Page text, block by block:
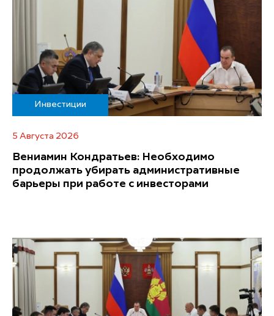
Инвестиции
5 Августа 2026
Вениамин Кондратьев: Необходимо
продолжать убирать административные
барьеры при работе с инвесторами